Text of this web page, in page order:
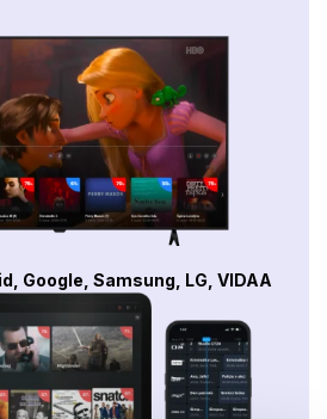
Google, Samsung, LG, VIDAA